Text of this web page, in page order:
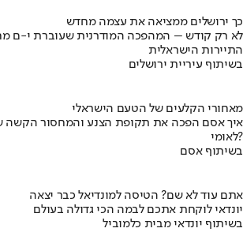
כך ירושלים ממציאה את עצמה מחדש
לא רק קודש – המהפכה המודרנית שעוברת י-ם
התיירות הישראלית
בשיתוף עיריית ירושלים
מאחורי הקלעים של הטעם הישראלי
לאומי?
בשיתוף אסם
אתם עוד לא שם? הטיסה למונדיאל כבר יצאה
יונדאי לוקחת אתכם לבמה הכי גדולה בעולם
בשיתוף יונדאי מבית כלמוביל